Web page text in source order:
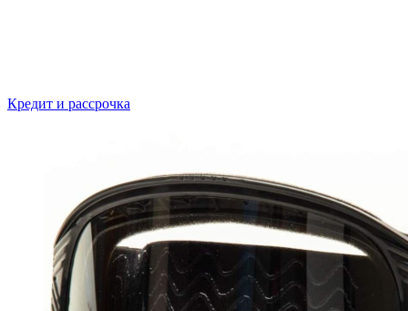
Кредит и рассрочка